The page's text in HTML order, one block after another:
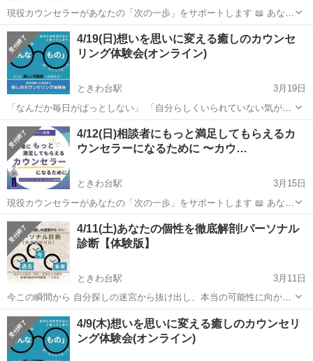
現役カウンセラーがあなたの「次の一歩」をサポートします 📖 あなた
は今、こんなことで悩んでいませんか？ □クライアントの満足度が気
になる □せっかく資格を取ったのに、思ったようにカウンセリング活
動が進まない □カ...
東京 板橋区 ときわ台駅 その他 心理
4/19(日)想いを思いに変える癒しのカウンセ
リング体験会(オンライン)
ときわ台駅
3月19日
「なんだか毎日がぱっとしない」 「自分らしくいられていない気がす
る」 「もっとこうなったらいいのに…」 もし今、そう感じているな
ら、それはあなたが「今より良い自分になりたい」と願っている証拠
かもしれません。 ...
東京 板橋区 ときわ台駅 その他 思い
4/12(日)相談者にもっと満足してもらえるカ
ウンセラーになるために 〜カウ…
ときわ台駅
3月15日
現役カウンセラーがあなたの「次の一歩」をサポートします 📖 あなた
は今、こんなことで悩んでいませんか？ □クライアントの満足度が気
になる □せっかく資格を取ったのに、思ったようにカウンセリング活
動が進まない □カ...
東京 板橋区 ときわ台駅 その他 心理
4/11(土)あなたの個性を徹底解剖!パーソナル
診断【体験版】
ときわ台駅
3月11日
今この瞬間から 自分探しの迷宮から抜け出し、本当の可能性に向かっ
て歩き出せる たった30分で人生が変わる？！ オンライン 「パーソナ
ル診断」体験会 上級心理カウンセラーが あなたの過去・現在・未来を
紐解き、真の姿...
東京 板橋区 ときわ台駅 その他
4/9(木)想いを思いに変える癒しのカウンセリ
ング体験会(オンライン)